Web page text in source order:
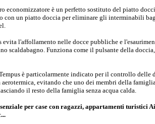
economizzatore è un perfetto sostituto del piatto
con un piatto doccia per eliminare gli interminabili
evita l'affollamento nelle docce pubbliche e
scaldabagno. Funziona come il pulsante della
è particolarmente indicato per il controllo delle
aerotermica, evitando che uno dei membri della
il resto della famiglia senza acqua calda.
per case con ragazzi, appartamenti turistici